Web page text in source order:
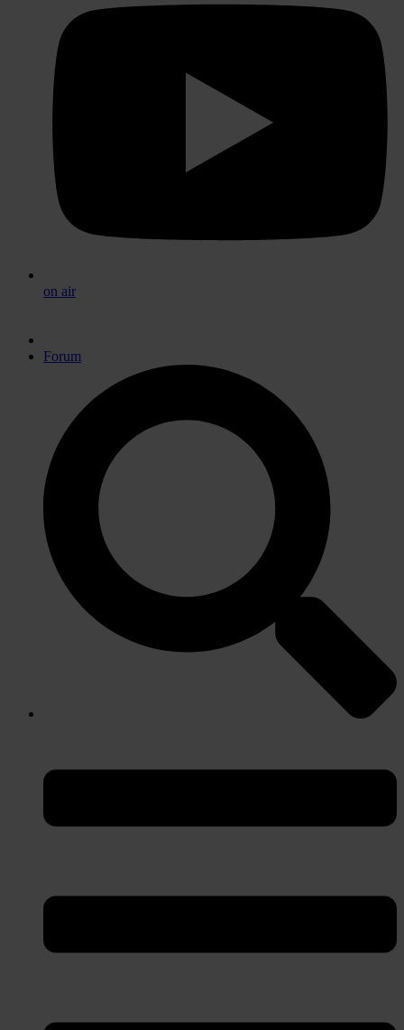
on air
Forum